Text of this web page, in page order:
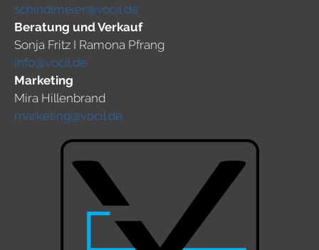
schindlmeier@vocil.de
Beratung und Verkauf
Sonja Fritz I Ramona Pfrang
info@vocil.de
Marketing
Mira Hillenbrand
marketing@vocil.de